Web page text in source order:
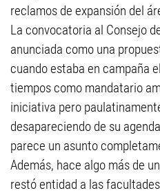
reclamos de expansión del
La convocatoria al Consejo
anunciada como una
cuando estaba en campaña
tiempos como mandatario
iniciativa pero
desapareciendo de su
parece un asunto
Además, hace algo más de
restó entidad a las